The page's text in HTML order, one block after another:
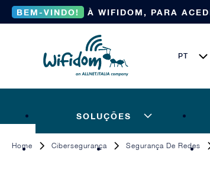
BEM-VINDO! À WIFIDOM, PARA
SOLUÇÕES
Home Cibersegurança Segurança De Redes